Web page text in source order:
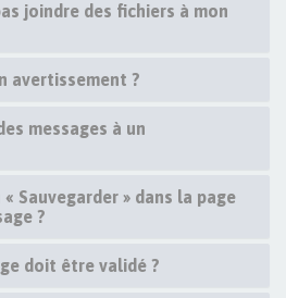
joindre des fichiers à mon
avertissement ?
messages à un
Sauvegarder » dans la page
?
doit être validé ?